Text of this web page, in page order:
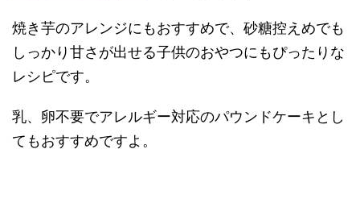
焼き芋のアレンジにもおすすめで、砂糖控えめでも
しっかり甘さが出せる子供のおやつにもぴったりな
レシピです。
乳、卵不要でアレルギー対応のパウンドケーキとし
てもおすすめですよ。